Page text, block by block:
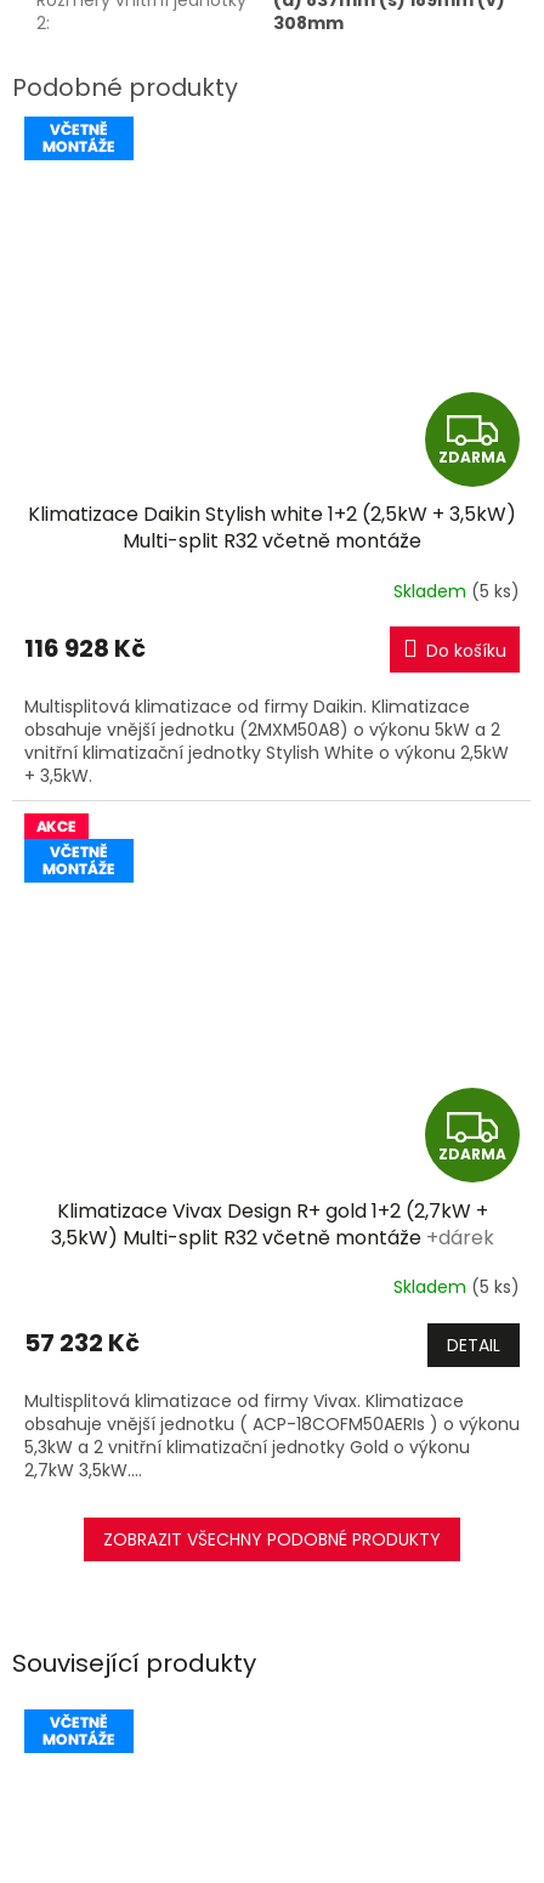
Související produkty
2:
308mm
Z
D
A
R
M
A
ZDARMA
Klimatizace Daikin Stylish white 1+2 (2,5kW + 3,5kW)
Multi-split R32 včetně montáže
Skladem (5 ks)
116 928 Kč Do košíku
Multisplitová klimatizace od firmy Daikin. Klimatizace
obsahuje vnější jednotku (2MXM50A8) o výkonu 5kW a 2
vnitřní klimatizační jednotky Stylish White o výkonu 2,5kW
+ 3,5kW.
Z
D
R
M
A
ZDARMA
Klimatizace Vivax Design R+ gold 1+2 (2,7kW +
3,5kW) Multi-split R32 včetně montáže +dárek
Skladem (5 ks)
57 232 Kč DETAIL
Multisplitová klimatizace od firmy Vivax. Klimatizace
obsahuje vnější jednotku ( ACP-18COFM50AERIs ) o výkonu
5,3kW a 2 vnitřní klimatizační jednotky Gold o výkonu
2,7kW 3,5kW....
ZOBRAZIT VŠECHNY PODOBNÉ PRODUKTY